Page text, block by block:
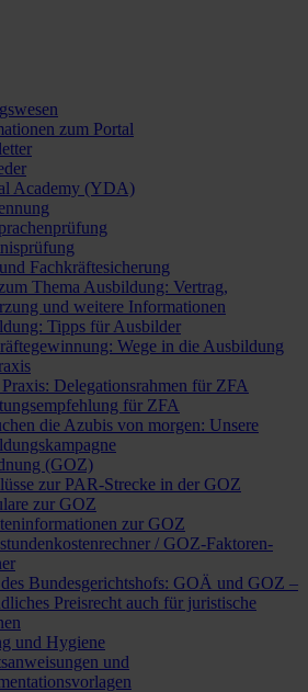
zum Portal
Academy (YDA)
Fachkräftesicherung
Thema Ausbildung: Vertrag,
und weitere Informationen
Tipps für Ausbilder
Wege in die Ausbildung
Delegationsrahmen für ZFA
für ZFA
die Azubis von morgen: Unsere
(GOZ)
zur PAR-Strecke in der GOZ
zur GOZ
zur GOZ
/ GOZ-Faktoren-
Bundesgerichtshofs: GOÄ und GOZ –
Preisrecht auch für juristische
und Hygiene
und